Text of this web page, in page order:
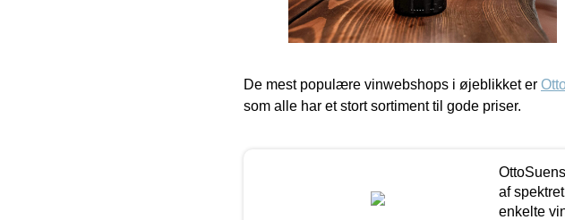
De mest populære vinwebshops i øjeblikket er
som alle har et stort sortiment til gode priser.
af
enkelte